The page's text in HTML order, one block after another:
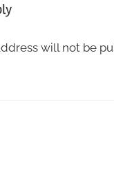
will not be